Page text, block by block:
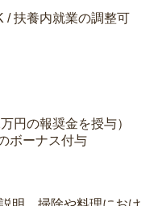
/ 扶養内就業の調整可
円の報奨金を授与）
ボーナス付与